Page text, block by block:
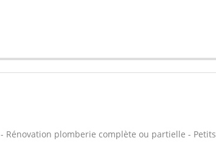
plomberie complète ou partielle - Petits